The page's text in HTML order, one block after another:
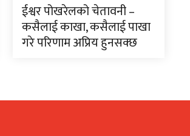
ईश्वर पोखरेलको चेतावनी –
कसैलाई काखा, कसैलाई पाखा
गरे परिणाम अप्रिय हुनसक्छ